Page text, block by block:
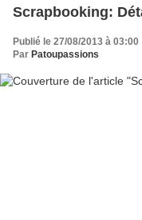
Scrapbooking:
Publié le 27/08/2013 à 03:00
Par Patoupassions